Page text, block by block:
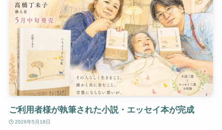
ご利用者様が執筆された小説・エッセイ本が完成
2026年5月18日